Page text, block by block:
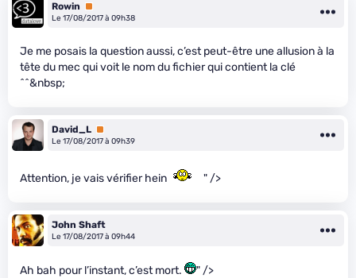
Rowin
Premium
Le 17/08/2017 à 09h38
Je me posais la question aussi, c’est peut-être une allusion à la
tête du mec qui voit le nom du fichier qui contient la clé
^^&nbsp;
David_L Premium
Le 17/08/2017 à 09h39
Attention, je vais vérifier hein " />
John Shaft
Le 17/08/2017 à 09h44
Ah bah pour l’instant, c’est mort. " />